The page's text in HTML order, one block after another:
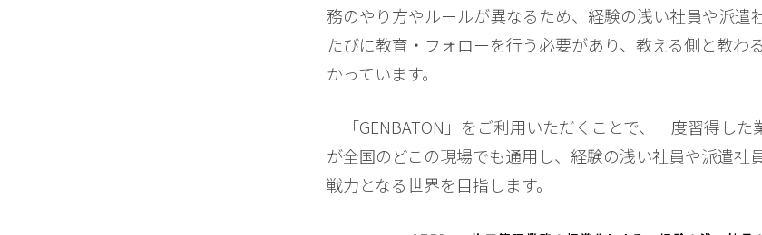
務のやり方やルールが異なるため、経験の浅い社員や派遣
たびに教育・フォローを行う必要があり、教える側と教わ
かっています。
「GENBATON」をご利用いただくことで、一度習得した
が全国のどこの現場でも通用し、経験の浅い社員や派遣社
戦力となる世界を目指します。